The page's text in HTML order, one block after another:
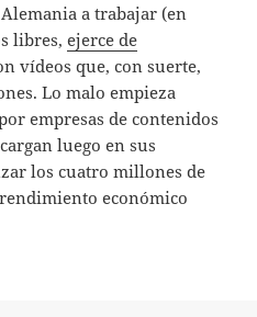
a trabajar (en
libres,ejerce de
vídeos que, con suerte,
Lo malo empieza
empresas de contenidos
luego en sus
los cuatro millones de
económico